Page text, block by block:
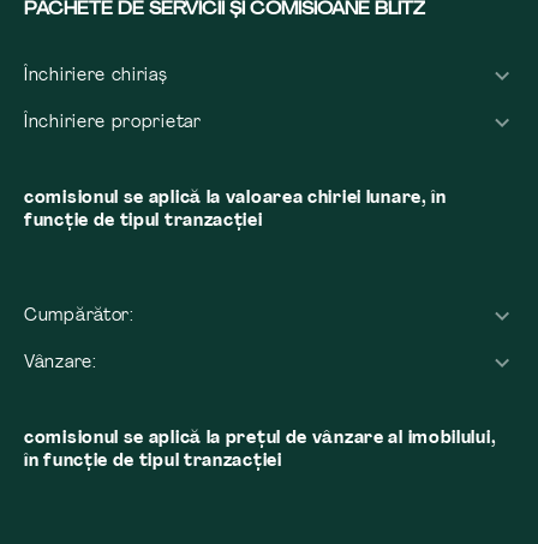
PACHETE DE SERVICII ȘI COMISIOANE BLITZ
Închiriere chiriaș
Închiriere proprietar
comisionul se aplică la valoarea chiriei lunare, în
funcție de tipul tranzacției
Cumpărător:
Vânzare:
comisionul se aplică la preţul de vânzare al imobilului,
în funcţie de tipul tranzacţiei